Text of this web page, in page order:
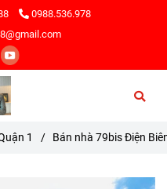
0988.536.978
1 / Bán nhà 79bis Điện